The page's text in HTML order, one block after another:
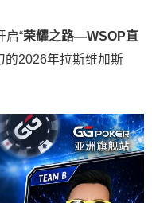
启“荣耀之路—WSOP直
的2026年拉斯维加斯